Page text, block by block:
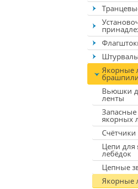
Якорные
Вьюшки
ленты
Запасные
якорных
Цепи для
лебёдок
Цепные
Якорные